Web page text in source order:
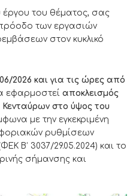
έργου του θέματος, σας
των εργασιών
στον κυκλικό
2026 και για τις ώρες από
εφαρμοστεί αποκλεισμός
στο ύψος του
με την εγκεκριμένη
ρυθμίσεων
B’ 3037/29.05.2024) και το
σήμανσης και